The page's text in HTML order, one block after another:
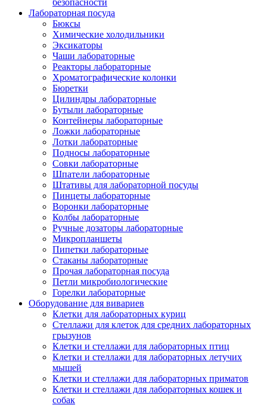
безопасности
Лабораторная посуда
Бюксы
Химические холодильники
Эксикаторы
Чаши лабораторные
Реакторы лабораторные
Хроматографические колонки
Бюретки
Цилиндры лабораторные
Бутыли лабораторные
Контейнеры лабораторные
Ложки лабораторные
Лотки лабораторные
Подносы лабораторные
Совки лабораторные
Шпатели лабораторные
Штативы для лабораторной посуды
Пинцеты лабораторные
Воронки лабораторные
Колбы лабораторные
Ручные дозаторы лабораторные
Микропланшеты
Пипетки лабораторные
Стаканы лабораторные
Прочая лабораторная посуда
Петли микробиологические
Горелки лабораторные
Оборудование для вивариев
Клетки для лабораторных куриц
Стеллажи для клеток для средних лабораторных
грызунов
Клетки и стеллажи для лабораторных птиц
Клетки и стеллажи для лабораторных летучих
мышей
Клетки и стеллажи для лабораторных приматов
Клетки и стеллажи для лабораторных кошек и
собак